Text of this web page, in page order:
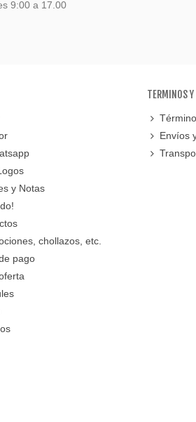
9:00 a 17.00
y Notas
chollazos, etc.
pago
TERMINOS
Envíos